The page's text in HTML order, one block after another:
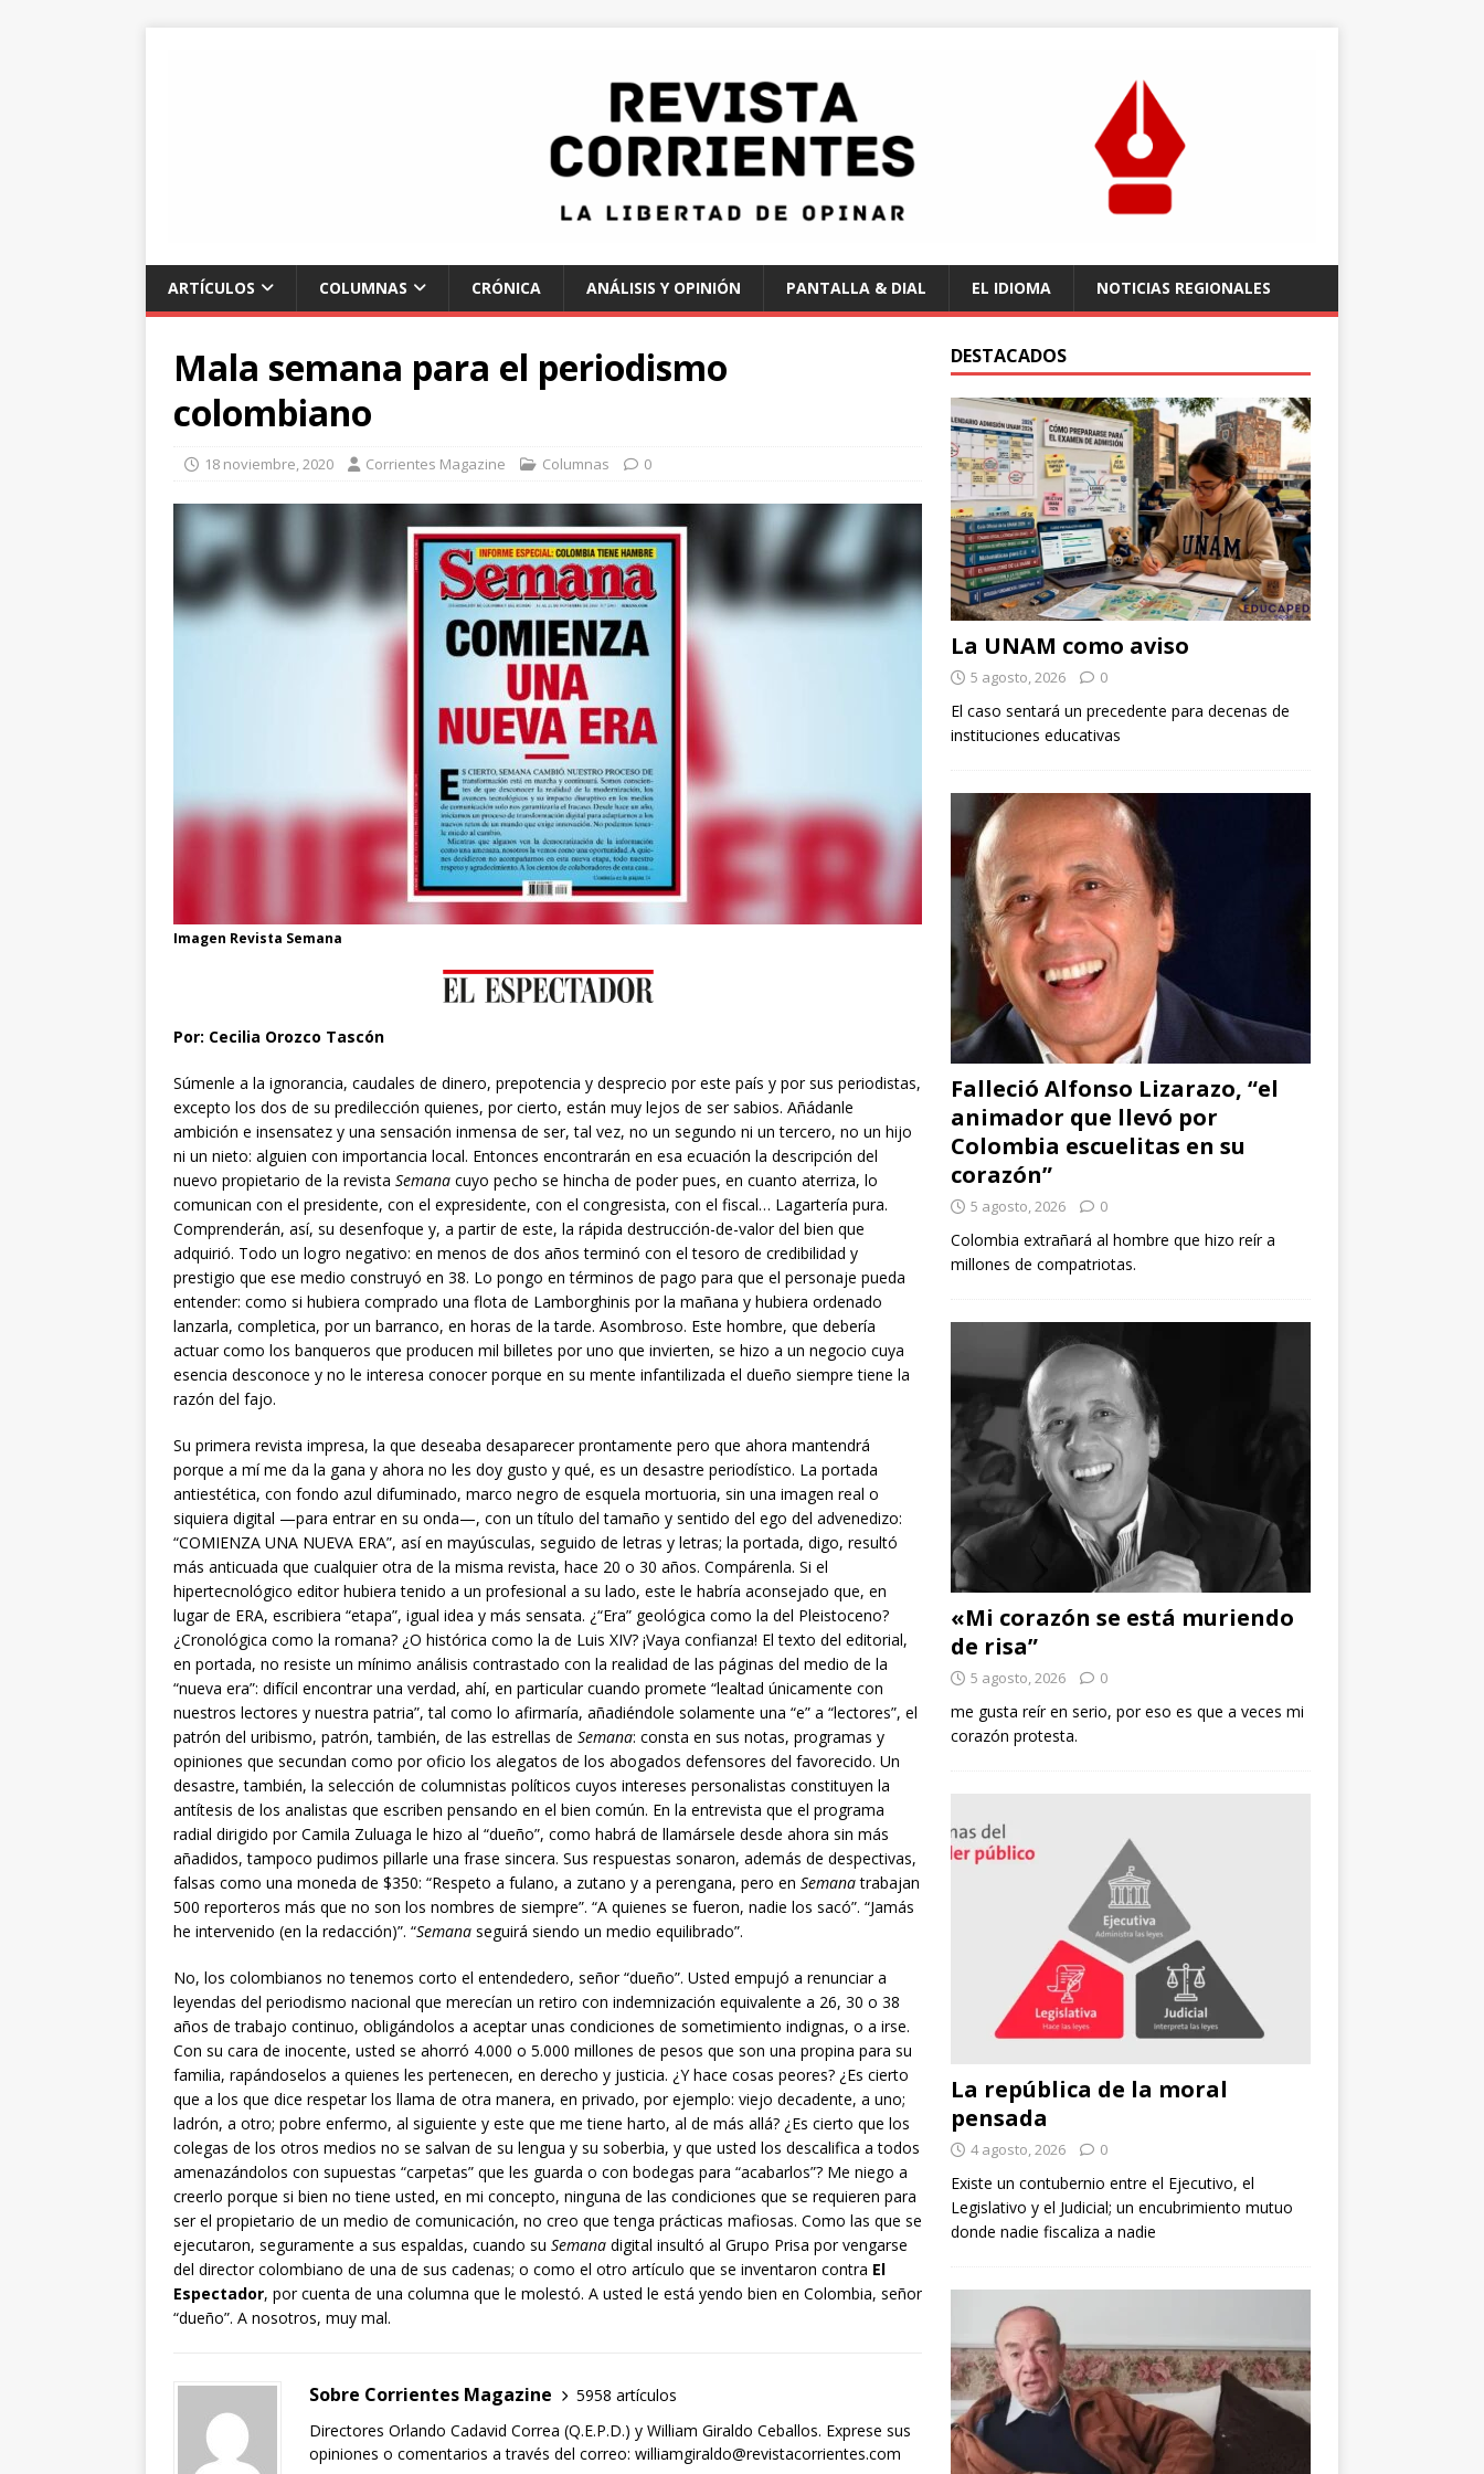
ARTÍCULOS COLUMNAS CRÓNICA ANÁLISIS Y OPINIÓN PANTALLA & DIAL EL IDIOMA NOTICIAS REGIONALES
Mala semana para el periodismo
colombiano
18 noviembre, 2020 Corrientes Magazine Columnas 0
Imagen Revista Semana
Por: Cecilia Orozco Tascón
Súmenle a la ignorancia, caudales de dinero, prepotencia y desprecio por este país y por sus periodistas,
excepto los dos de su predilección quienes, por cierto, están muy lejos de ser sabios. Añádanle
ambición e insensatez y una sensación inmensa de ser, tal vez, no un segundo ni un tercero, no un hijo
ni un nieto: alguien con importancia local. Entonces encontrarán en esa ecuación la descripción del
nuevo propietario de la revista Semana cuyo pecho se hincha de poder pues, en cuanto aterriza, lo
comunican con el presidente, con el expresidente, con el congresista, con el fiscal… Lagartería pura.
Comprenderán, así, su desenfoque y, a partir de este, la rápida destrucción-de-valor del bien que
adquirió. Todo un logro negativo: en menos de dos años terminó con el tesoro de credibilidad y
prestigio que ese medio construyó en 38. Lo pongo en términos de pago para que el personaje pueda
entender: como si hubiera comprado una flota de Lamborghinis por la mañana y hubiera ordenado
lanzarla, completica, por un barranco, en horas de la tarde. Asombroso. Este hombre, que debería
actuar como los banqueros que producen mil billetes por uno que invierten, se hizo a un negocio cuya
esencia desconoce y no le interesa conocer porque en su mente infantilizada el dueño siempre tiene la
razón del fajo.
Su primera revista impresa, la que deseaba desaparecer prontamente pero que ahora mantendrá
porque a mí me da la gana y ahora no les doy gusto y qué, es un desastre periodístico. La portada
antiestética, con fondo azul difuminado, marco negro de esquela mortuoria, sin una imagen real o
siquiera digital —para entrar en su onda—, con un título del tamaño y sentido del ego del advenedizo:
“COMIENZA UNA NUEVA ERA”, así en mayúsculas, seguido de letras y letras; la portada, digo, resultó
más anticuada que cualquier otra de la misma revista, hace 20 o 30 años. Compárenla. Si el
hipertecnológico editor hubiera tenido a un profesional a su lado, este le habría aconsejado que, en
lugar de ERA, escribiera “etapa”, igual idea y más sensata. ¿“Era” geológica como la del Pleistoceno?
¿Cronológica como la romana? ¿O histórica como la de Luis XIV? ¡Vaya confianza! El texto del editorial,
en portada, no resiste un mínimo análisis contrastado con la realidad de las páginas del medio de la
“nueva era”: difícil encontrar una verdad, ahí, en particular cuando promete “lealtad únicamente con
nuestros lectores y nuestra patria”, tal como lo afirmaría, añadiéndole solamente una “e” a “lectores”, el
patrón del uribismo, patrón, también, de las estrellas de Semana: consta en sus notas, programas y
opiniones que secundan como por oficio los alegatos de los abogados defensores del favorecido. Un
desastre, también, la selección de columnistas políticos cuyos intereses personalistas constituyen la
antítesis de los analistas que escriben pensando en el bien común. En la entrevista que el programa
radial dirigido por Camila Zuluaga le hizo al “dueño”, como habrá de llamársele desde ahora sin más
añadidos, tampoco pudimos pillarle una frase sincera. Sus respuestas sonaron, además de despectivas,
falsas como una moneda de $350: “Respeto a fulano, a zutano y a perengana, pero en Semanatrabajan
500 reporteros más que no son los nombres de siempre”. “A quienes se fueron, nadie los sacó”. “Jamás
he intervenido (en la redacción)”. “Semana seguirá siendo un medio equilibrado”.
No, los colombianos no tenemos corto el entendedero, señor “dueño”. Usted empujó a renunciar a
leyendas del periodismo nacional que merecían un retiro con indemnización equivalente a 26, 30 o 38
años de trabajo continuo, obligándolos a aceptar unas condiciones de sometimiento indignas, o a irse.
Con su cara de inocente, usted se ahorró 4.000 o 5.000 millones de pesos que son una propina para su
familia, rapándoselos a quienes les pertenecen, en derecho y justicia. ¿Y hace cosas peores? ¿Es cierto
que a los que dice respetar los llama de otra manera, en privado, por ejemplo: viejo decadente, a uno;
ladrón, a otro; pobre enfermo, al siguiente y este que me tiene harto, al de más allá? ¿Es cierto que los
colegas de los otros medios no se salvan de su lengua y su soberbia, y que usted los descalifica a todos
amenazándolos con supuestas “carpetas” que les guarda o con bodegas para “acabarlos”? Me niego a
creerlo porque si bien no tiene usted, en mi concepto, ninguna de las condiciones que se requieren para
ser el propietario de un medio de comunicación, no creo que tenga prácticas mafiosas. Como las que se
ejecutaron, seguramente a sus espaldas, cuando su Semana digital insultó al Grupo Prisa por vengarse
del director colombiano de una de sus cadenas; o como el otro artículo que se inventaron contra El
Espectador, por cuenta de una columna que le molestó. A usted le está yendo bien en Colombia, señor
“dueño”. A nosotros, muy mal.
Sobre Corrientes Magazine
5958 artículos
Directores Orlando Cadavid Correa (Q.E.P.D.) y William Giraldo Ceballos. Exprese sus
opiniones o comentarios a través del correo: williamgiraldo@revistacorrientes.com
DESTACADOS
La UNAM como aviso
5 agosto, 2026 0
El caso sentará un precedente para decenas de
instituciones educativas
Falleció Alfonso Lizarazo, “el
animador que llevó por
Colombia escuelitas en su
corazón”
5 agosto, 2026 0
Colombia extrañará al hombre que hizo reír a
millones de compatriotas.
«Mi corazón se está muriendo
de risa”
5 agosto, 2026 0
me gusta reír en serio, por eso es que a veces mi
corazón protesta.
La república de la moral
pensada
4 agosto, 2026 0
Existe un contubernio entre el Ejecutivo, el
Legislativo y el Judicial; un encubrimiento mutuo
donde nadie fiscaliza a nadie